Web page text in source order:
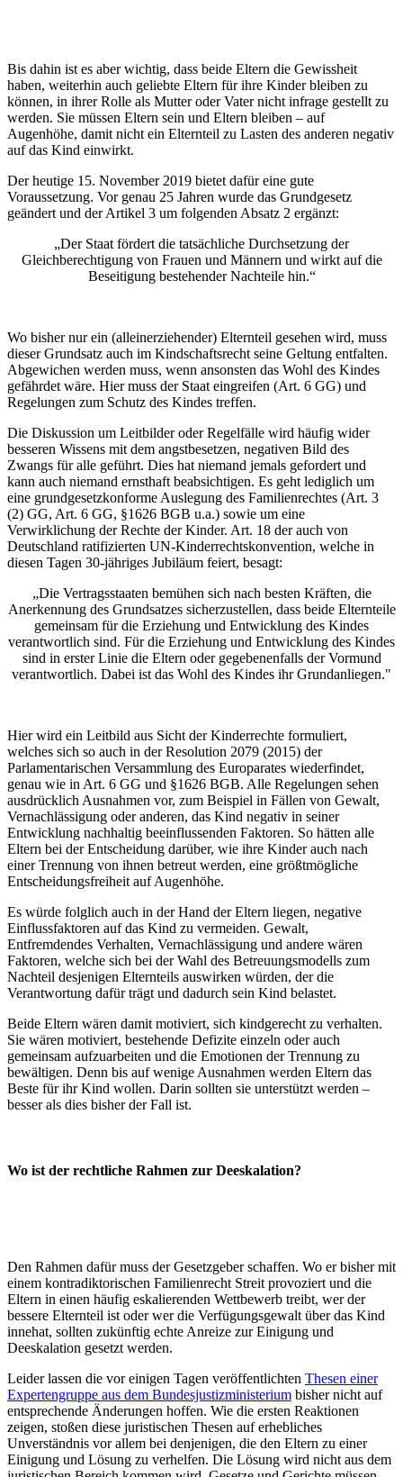
Bis dahin ist es aber wichtig, dass beide Eltern die Gewissheit
haben, weiterhin auch geliebte Eltern für ihre Kinder bleiben zu
können, in ihrer Rolle als Mutter oder Vater nicht infrage gestellt zu
werden. Sie müssen Eltern sein und Eltern bleiben – auf
Augenhöhe, damit nicht ein Elternteil zu Lasten des anderen negativ
auf das Kind einwirkt.
Der heutige 15. November 2019 bietet dafür eine gute
Voraussetzung. Vor genau 25 Jahren wurde das Grundgesetz
geändert und der Artikel 3 um folgenden Absatz 2 ergänzt:
„Der Staat fördert die tatsächliche Durchsetzung der
Gleichberechtigung von Frauen und Männern und wirkt auf die
Beseitigung bestehender Nachteile hin.“
Wo bisher nur ein (alleinerziehender) Elternteil gesehen wird, muss
dieser Grundsatz auch im Kindschaftsrecht seine Geltung entfalten.
Abgewichen werden muss, wenn ansonsten das Wohl des Kindes
gefährdet wäre. Hier muss der Staat eingreifen (Art. 6 GG) und
Regelungen zum Schutz des Kindes treffen.
Die Diskussion um Leitbilder oder Regelfälle wird häufig wider
besseren Wissens mit dem angstbesetzen, negativen Bild des
Zwangs für alle geführt. Dies hat niemand jemals gefordert und
kann auch niemand ernsthaft beabsichtigen. Es geht lediglich um
eine grundgesetzkonforme Auslegung des Familienrechtes (Art. 3
(2) GG, Art. 6 GG, §1626 BGB u.a.) sowie um eine
Verwirklichung der Rechte der Kinder. Art. 18 der auch von
Deutschland ratifizierten UN-Kinderrechtskonvention, welche in
diesen Tagen 30-jähriges Jubiläum feiert, besagt:
„Die Vertragsstaaten bemühen sich nach besten Kräften, die
Anerkennung des Grundsatzes sicherzustellen, dass beide Elternteile
gemeinsam für die Erziehung und Entwicklung des Kindes
verantwortlich sind. Für die Erziehung und Entwicklung des Kindes
sind in erster Linie die Eltern oder gegebenenfalls der Vormund
verantwortlich. Dabei ist das Wohl des Kindes ihr Grundanliegen."
Hier wird ein Leitbild aus Sicht der Kinderrechte formuliert,
welches sich so auch in der Resolution 2079 (2015) der
Parlamentarischen Versammlung des Europarates wiederfindet,
genau wie in Art. 6 GG und §1626 BGB. Alle Regelungen sehen
ausdrücklich Ausnahmen vor, zum Beispiel in Fällen von Gewalt,
Vernachlässigung oder anderen, das Kind negativ in seiner
Entwicklung nachhaltig beeinflussenden Faktoren. So hätten alle
Eltern bei der Entscheidung darüber, wie ihre Kinder auch nach
einer Trennung von ihnen betreut werden, eine größtmögliche
Entscheidungsfreiheit auf Augenhöhe.
Es würde folglich auch in der Hand der Eltern liegen, negative
Einflussfaktoren auf das Kind zu vermeiden. Gewalt,
Entfremdendes Verhalten, Vernachlässigung und andere wären
Faktoren, welche sich bei der Wahl des Betreuungsmodells zum
Nachteil desjenigen Elternteils auswirken würden, der die
Verantwortung dafür trägt und dadurch sein Kind belastet.
Beide Eltern wären damit motiviert, sich kindgerecht zu verhalten.
Sie wären motiviert, bestehende Defizite einzeln oder auch
gemeinsam aufzuarbeiten und die Emotionen der Trennung zu
bewältigen. Denn bis auf wenige Ausnahmen werden Eltern das
Beste für ihr Kind wollen. Darin sollten sie unterstützt werden –
besser als dies bisher der Fall ist.
Wo ist der rechtliche Rahmen zur Deeskalation?
Den Rahmen dafür muss der Gesetzgeber schaffen. Wo er bisher mit
einem kontradiktorischen Familienrecht Streit provoziert und die
Eltern in einen häufig eskalierenden Wettbewerb treibt, wer der
bessere Elternteil ist oder wer die Verfügungsgewalt über das Kind
innehat, sollten zukünftig echte Anreize zur Einigung und
Deeskalation gesetzt werden.
Leider lassen die vor einigen Tagen veröffentlichten Thesen einer
Expertengruppe aus dem Bundesjustizministerium bisher nicht auf
entsprechende Änderungen hoffen. Wie die ersten Reaktionen
zeigen, stoßen diese juristischen Thesen auf erhebliches
Unverständnis vor allem bei denjenigen, die den Eltern zu einer
Einigung und Lösung zu verhelfen. Die Lösung wird nicht aus dem